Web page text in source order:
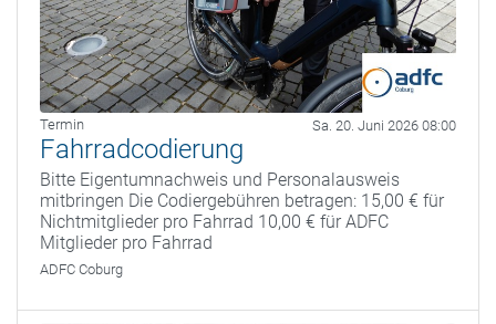
Termin Sa. 20. Juni 2026 08:00
Fahrradcodierung
Bitte Eigentumnachweis und Personalausweis
mitbringen Die Codiergebühren betragen: 15,00 € für
Nichtmitglieder pro Fahrrad 10,00 € für ADFC
Mitglieder pro Fahrrad
ADFC Coburg